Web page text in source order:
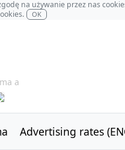
na używanie przez nas
OK
a
Advertising rates